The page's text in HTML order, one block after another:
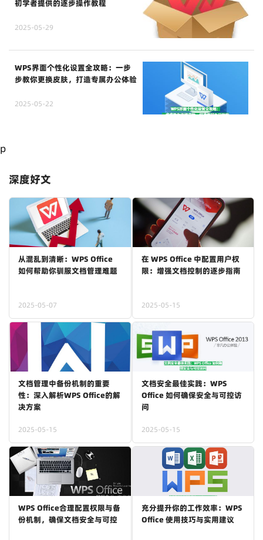
初学者提供的逐步操作教程
2025-05-29
WPS界面个性化设置全攻略：一步
步教你更换皮肤，打造专属办公体验
2025-05-22
p
深度好文
从混乱到清晰：WPS Office
如何帮助你驯服文档管理难题
2025-05-07
在 WPS Office 中配置用户权
限：增强文档控制的逐步指南
2025-05-15
文档管理中备份机制的重要
性：深入解析WPS Office的解
决方案
2025-05-15
文档安全最佳实践：WPS
Office 如何确保安全与可控访
问
2025-05-15
WPS Office合理配置权限与备
份机制，确保文档安全与可控
充分提升你的工作效率：WPS
Office 使用技巧与实用建议